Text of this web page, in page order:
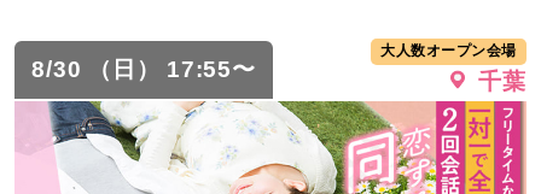
8/30 （日） 17:55〜
大人数オープン会場
千葉